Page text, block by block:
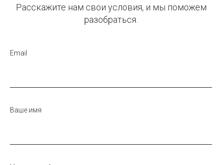
Расскажите нам свои условия, и мы поможем
разобраться.
Email
Ваше имя